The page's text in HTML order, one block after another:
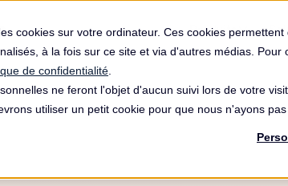
cookies sur votre ordinateur. Ces cookies
à la fois sur ce site et via d'autres médias.
de confidentialité
ne feront l'objet d'aucun suivi lors de votre
utiliser un petit cookie pour que nous n'ayons
Produits